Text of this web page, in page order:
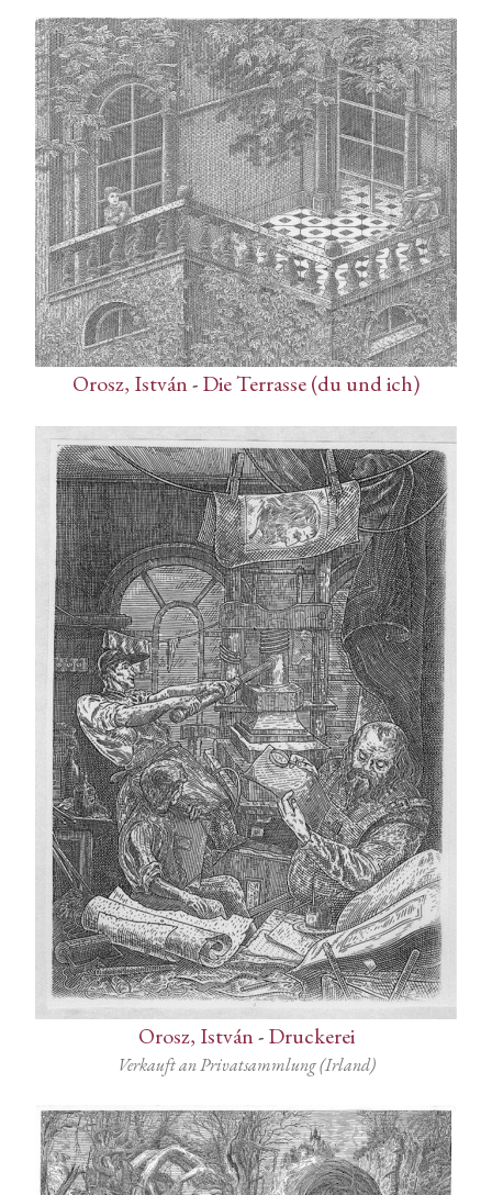
Orosz, István-Die Terrasse (du und ich)
Orosz, István-Druckerei
Verkauft an Privatsammlung (Irland)